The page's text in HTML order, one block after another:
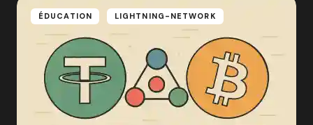
ÉDUCATION LIGHTNING-NETWORK